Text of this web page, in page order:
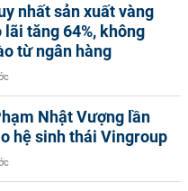
nhất sản xuất vàng
tăng 64%, không
từ ngân hàng
Nhật Vượng lần
hệ sinh thái Vingroup